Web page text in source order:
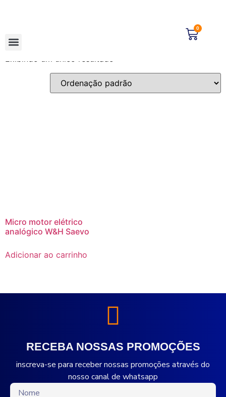
0
W&H
Exibindo um único resultado
Micro motor elétrico
analógico W&H Saevo
Adicionar ao carrinho
RECEBA NOSSAS PROMOÇÕES
inscreva-se para receber nossas promoções através do
nosso canal de whatsapp